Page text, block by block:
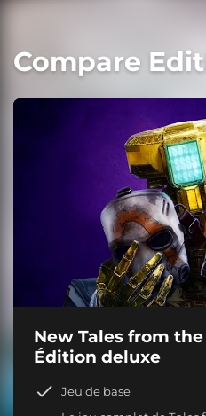
Compare
New Tales from
Édition deluxe
Jeu de base